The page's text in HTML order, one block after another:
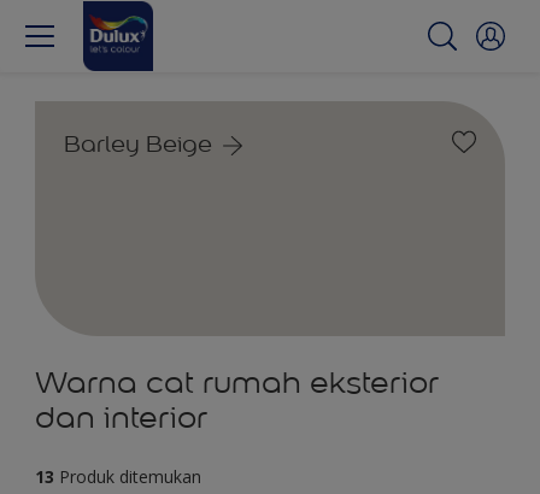
Barley Beige
Warna cat rumah eksterior
dan interior
13 Produk ditemukan